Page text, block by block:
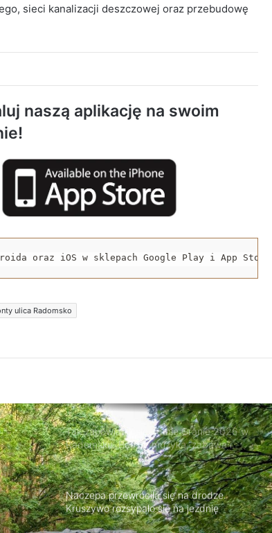
sieci kanalizacji deszczowej oraz przebudowę
naszą aplikację na swoim
oraz iOS w sklepach Google Play i App Store.
ulica Radomsko
Około 90 tys. zł na szkolenia pracowników.
Radomsko włącza się w Miesiąc
Trzeźwości
119 km/h w terenie zabudowanym. 37-
Radomsku. Będzie muzyka, zabawa i
atrakcje dla rodzin
Naczepa przewróciła się na drodze.
Kruszywo rozsypało się na jezdnię
Przedbórz połączy kultury. Festiwal już 9